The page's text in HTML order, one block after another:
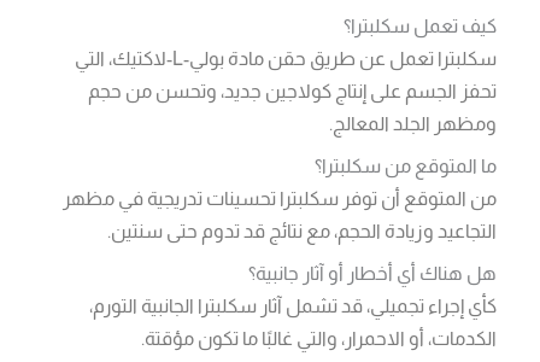
كيف تعمل سكلبترا؟
سكلبترا تعمل عن طريق حقن مادة بولي-L-لاكتيك، التي
تحفز الجسم على إنتاج كولاجين جديد، وتحسن من حجم
ومظهر الجلد المعالج.
ما المتوقع من سكلبترا؟
من المتوقع أن توفر سكلبترا تحسينات تدريجية في مظهر
التجاعيد وزيادة الحجم، مع نتائج قد تدوم حتى سنتين.
هل هناك أي أخطار أو آثار جانبية؟
كأي إجراء تجميلي، قد تشمل آثار سكلبترا الجانبية التورم،
الكدمات، أو الاحمرار، والتي غالبًا ما تكون مؤقتة.